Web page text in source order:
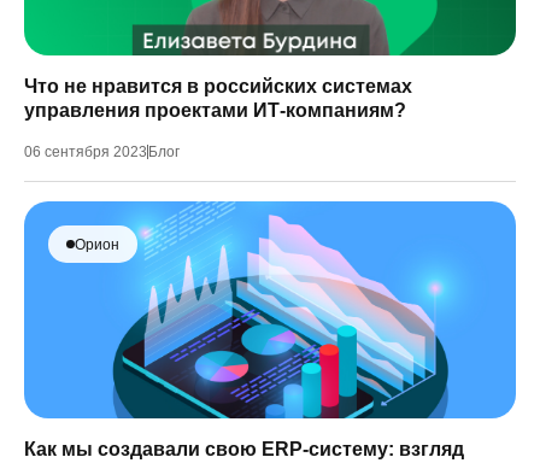
Что не нравится в российских системах
управления проектами ИТ-компаниям?
06 сентября 2023 Блог
Орион
Как мы создавали свою ERP-систему: взгляд